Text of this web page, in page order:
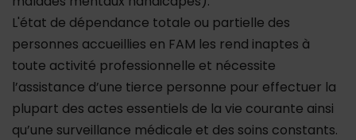
L'état de dépendance totale ou partielle des
personnes accueillies en FAM les rend inaptes à
toute activité professionnelle et nécessite
l’assistance d’une tierce personne pour effectuer la
plupart des actes essentiels de la vie courante ainsi
qu’une surveillance médicale et des soins constants.